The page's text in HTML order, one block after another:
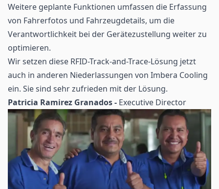
Weitere geplante Funktionen umfassen die Erfassung
von Fahrerfotos und Fahrzeugdetails, um die
Verantwortlichkeit bei der Gerätezustellung weiter zu
optimieren.
Wir setzen diese RFID-Track-and-Trace-Lösung jetzt
auch in anderen Niederlassungen von Imbera Cooling
ein. Sie sind sehr zufrieden mit der Lösung.
Patricia Ramirez Granados - Executive Director